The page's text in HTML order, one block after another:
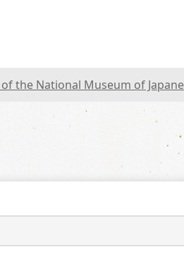
the National Museum of